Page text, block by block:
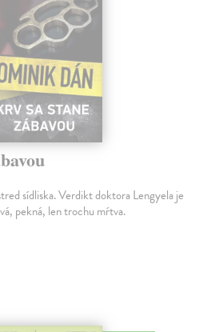
sídliska. Verdikt doktora Lengyela je
pekná, len trochu mŕtva.